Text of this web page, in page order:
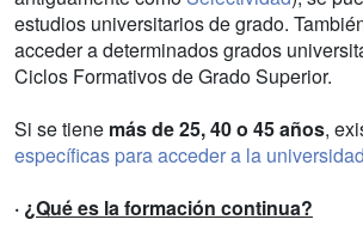
estudios universitarios de grado.
acceder a determinados grados
Ciclos Formativos de Grado Superior.
Si se tiene más de 25, 40 o 45 años,
específicas para acceder a la universidad
· ¿Qué es la formación continua?